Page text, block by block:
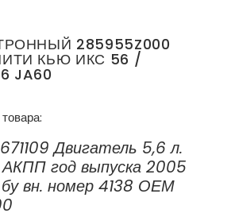
285955Z000
КЬЮ ИКС 56 /
JA60
Двигатель 5,6 л.
АКПП год выпуска 2005
вн. номер 4138 ОЕМ